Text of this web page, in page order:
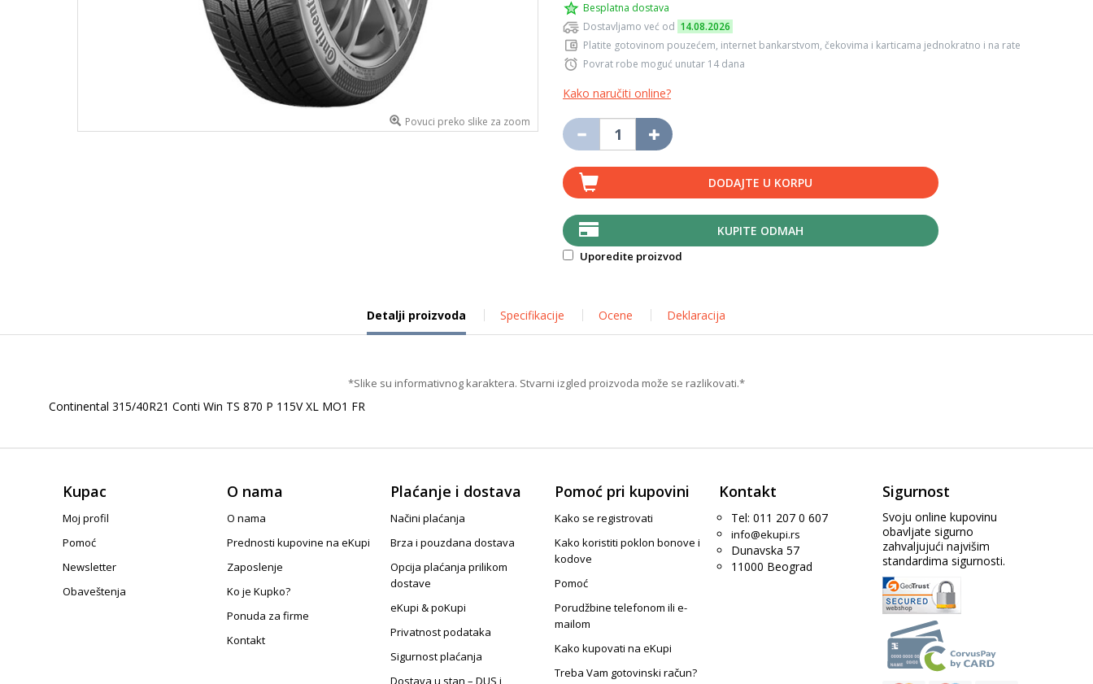
Povuci preko slike za zoom
Besplatna dostava
Dostavljamo već od 14.08.2026
Platite gotovinom pouzećem, internet bankarstvom, čekovima i karticama jednokratno i na rate
Povrat robe moguć unutar 14 dana
Kako naručiti online?
DODAJTE U KORPU
KUPITE ODMAH
Uporedite proizvod
Detalji proizvoda Specifikacije Ocene Deklaracija
*Slike su informativnog karaktera. Stvarni izgled proizvoda može se razlikovati.*
Continental 315/40R21 Conti Win TS 870 P 115V XL MO1 FR
Kupac
Moj profil
Pomoć
Newsletter
Obaveštenja
O nama
O nama
Prednosti kupovine na eKupi
Zaposlenje
Ko je Kupko?
Ponuda za firme
Kontakt
Plaćanje i dostava
Načini plaćanja
Brza i pouzdana dostava
Opcija plaćanja prilikom
dostave
eKupi & poKupi
Privatnost podataka
Sigurnost plaćanja
Dostava u stan – DUS i
Pomoć pri kupovini
Kako se registrovati
Kako koristiti poklon bonove i
kodove
Pomoć
Porudžbine telefonom ili e-
mailom
Kako kupovati na eKupi
Treba Vam gotovinski račun?
Kontakt
Tel: 011 207 0 607
info@ekupi.rs
Dunavska 57
11000 Beograd
Sigurnost
Svoju online kupovinu
obavljate sigurno
zahvaljujući najvišim
standardima sigurnosti.